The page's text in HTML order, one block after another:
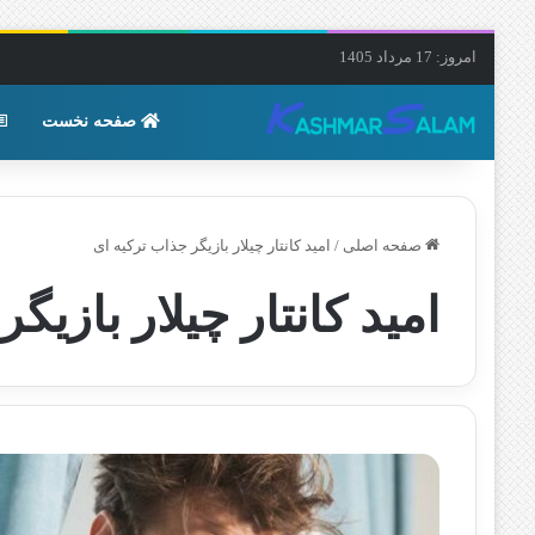
امروز: 17 مرداد 1405
صفحه نخست
صفحه اصلی / امید کانتار چیلار بازیگر جذاب ترکیه ای
امید کانتار چیلار